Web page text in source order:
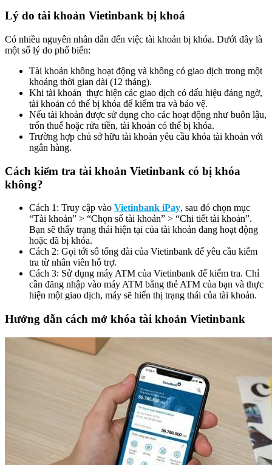
Lý do tài khoản Vietinbank bị khoá
Có nhiều nguyên nhân dẫn đến việc tài khoản bị khóa. Dưới đây là
một số lý do phổ biến:
Tài khoản không hoạt động và không có giao dịch trong một
khoảng thời gian dài (12 tháng).
Khi tài khoản thực hiện các giao dịch có dấu hiệu đáng ngờ,
tài khoản có thể bị khóa để kiểm tra và bảo vệ.
Nếu tài khoản được sử dụng cho các hoạt động như buôn lậu,
trốn thuế hoặc rửa tiền, tài khoản có thể bị khóa.
Trường hợp chủ sở hữu tài khoản yêu cầu khóa tài khoản với
ngân hàng.
Cách kiểm tra tài khoản Vietinbank có bị khóa
không?
Cách 1: Truy cập vào Vietinbank iPay, sau đó chọn mục
“Tài khoản” > “Chọn số tài khoản” > “Chi tiết tài khoản”.
Bạn sẽ thấy trạng thái hiện tại của tài khoản đang hoạt động
hoặc đã bị khóa.
Cách 2: Gọi tới số tổng đài của Vietinbank để yêu cầu kiểm
tra từ nhân viên hỗ trợ.
Cách 3: Sử dụng máy ATM của Vietinbank để kiểm tra. Chỉ
cần đăng nhập vào máy ATM bằng thẻ ATM của bạn và thực
hiện một giao dịch, máy sẽ hiển thị trạng thái của tài khoản.
Hướng dẫn cách mở khóa tài khoản Vietinbank